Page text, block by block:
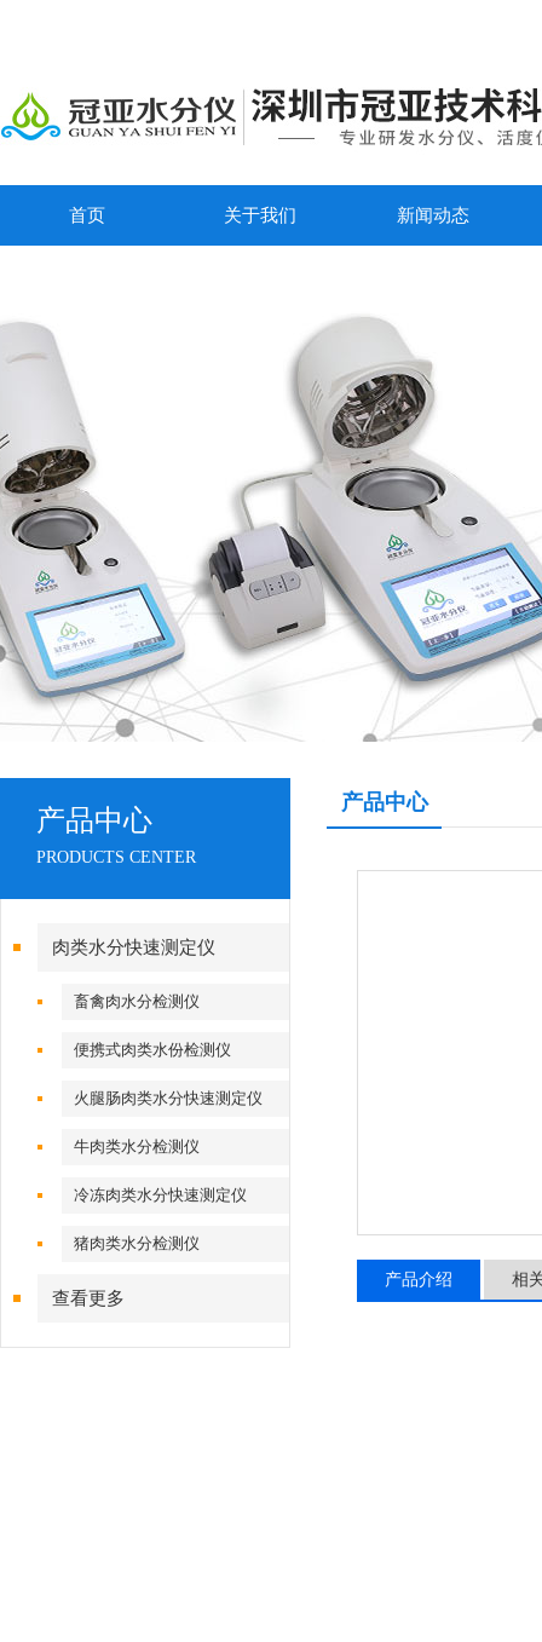
首页 关于我们 新闻动态
产品中心
PRODUCTS CENTER
肉类水分快速测定仪
畜禽肉水分检测仪
便携式肉类水份检测仪
火腿肠肉类水分快速测定仪
牛肉类水分检测仪
冷冻肉类水分快速测定仪
猪肉类水分检测仪
查看更多
产品中心
产品介绍 相